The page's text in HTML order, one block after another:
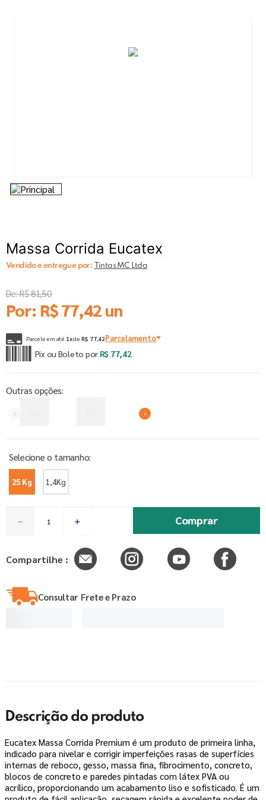
Massa Corrida Eucatex
Vendido e entregue por: Tintas MC Ltda
De:R$81,50
Por: R$77,42un
Parcele em até 1xde R$ 77,42Parcelamento
Pix ou Boleto por R$ 77,42
Outras opções:
25 Kg 1,4Kg
＋
－ Comprar
Compartilhe :
Consultar Frete e Prazo
Descrição do produto
Eucatex Massa Corrida Premium é um produto de primeira linha,
indicado para nivelar e corrigir imperfeições rasas de superfícies
internas de reboco, gesso, massa fina, fibrocimento, concreto,
blocos de concreto e paredes pintadas com látex PVA ou
acrílico, proporcionando um acabamento liso e sofisticado. É um